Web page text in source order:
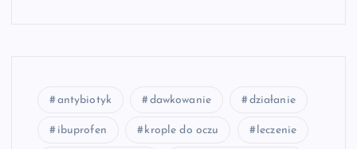
antybiotyk dawkowanie działanie
ibuprofen krople do oczu leczenie